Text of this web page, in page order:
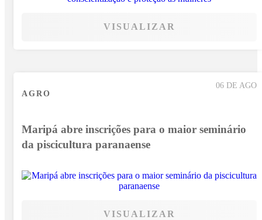
VISUALIZAR
06 DE AGO
AGRO
Maripá abre inscrições para o maior seminário
da piscicultura paranaense
VISUALIZAR